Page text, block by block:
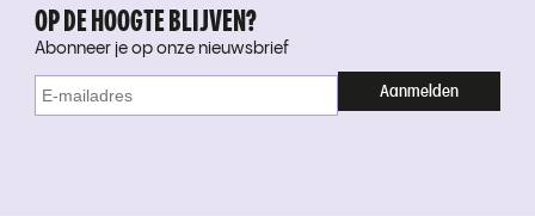
OP DE HOOGTE BLIJVEN?
Abonneer je op onze nieuwsbrief